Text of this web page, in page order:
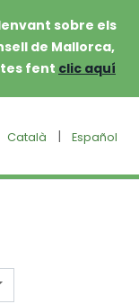
sobre els
de Mallorca,
fent clic aquí
Català | Español